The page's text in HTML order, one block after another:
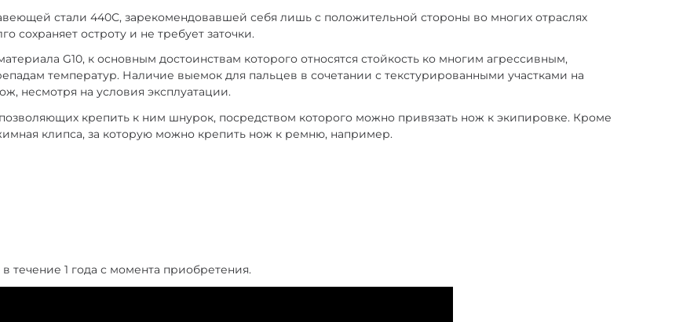
стали 440С, зарекомендовавшей себя лишь с положительной стороны во многих отраслях
сохраняет остроту и не требует заточки.
G10, к основным достоинствам которого относятся стойкость ко многим агрессивным,
температур. Наличие выемок для пальцев в сочетании с текстурированными участками на
несмотря на условия эксплуатации.
крепить к ним шнурок, посредством которого можно привязать нож к экипировке. Кроме
клипса, за которую можно крепить нож к ремню, например.
течение 1 года с момента приобретения.